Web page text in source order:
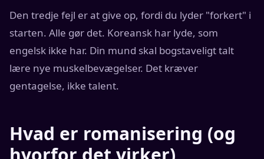
Den tredje fejl er at give op, fordi du lyder "forkert" i
starten. Alle gør det. Koreansk har lyde, som
engelsk ikke har. Din mund skal bogstaveligt talt
lære nye muskelbevægelser. Det kræver
gentagelse, ikke talent.
Hvad er romanisering (og